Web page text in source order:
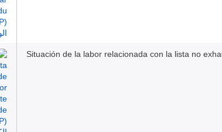
Situación de la labor relacionada con la lista no